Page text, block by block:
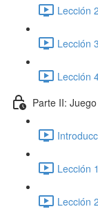
Lección
Lección
Lección
Parte II:
Lección
Lección